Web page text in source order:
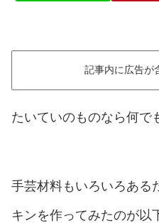
記事内に広告が
たいていのものなら何で
手芸材料もいろいろある
キンを作ってみたのが以